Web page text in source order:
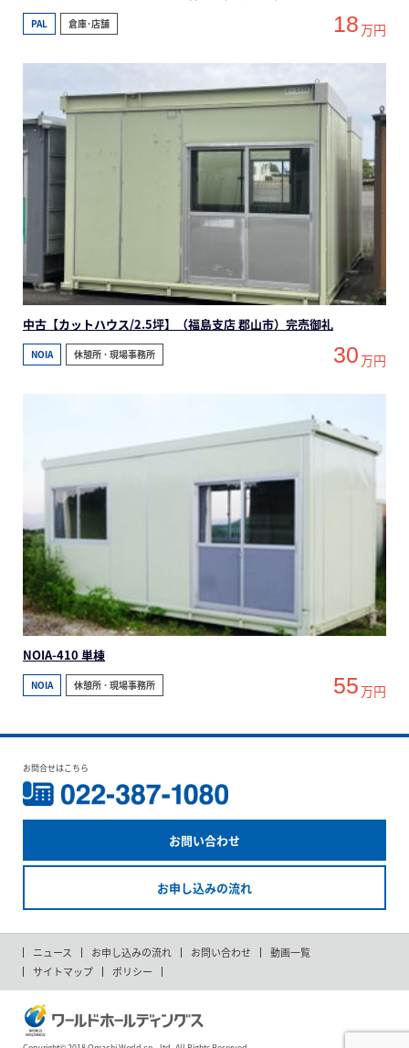
PAL 倉庫･店舗 18 万円
中古【カットハウス/2.5坪】（福島支店 郡山市）完売御礼
NOIA 休憩所 ･ 現場事務所 30 万円
NOIA-410 単棟
NOIA 休憩所 ･ 現場事務所 55 万円
お問合せはこちら
お問い合わせ
お申し込みの流れ
ニュース お申し込みの流れ お問い合わせ
動画一覧
サイトマップ
ポリシー